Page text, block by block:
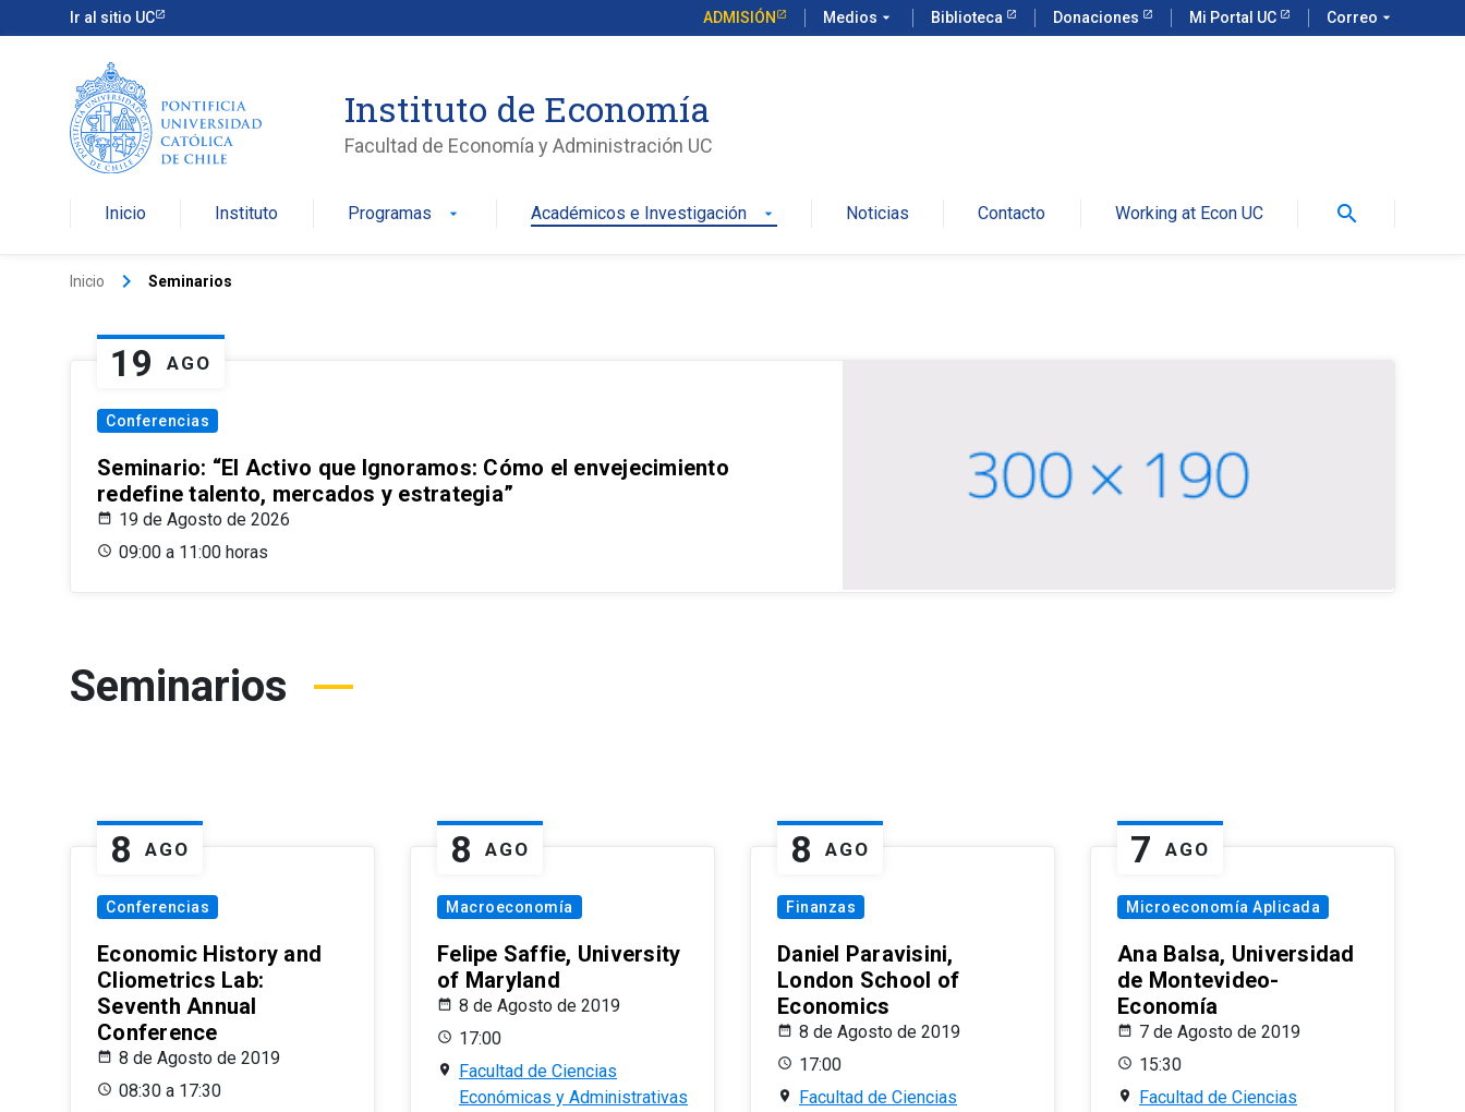
Ir al sitio UC ADMISIÓN Medios arrow_drop_down Biblioteca Donaciones Mi Portal UC Correo arrow_drop_down
Instituto de Economía
Facultad de Economía y Administración UC
Inicio Instituto Programas arrow_drop_down Académicos e Investigación arrow_drop_down Noticias Contacto Working at Econ UC search
Inicio keyboard_arrow_right Seminarios
19 AGO
Conferencias
Seminario: “El Activo que Ignoramos: Cómo el envejecimiento
redefine talento, mercados y estrategia”
19 de Agosto de 2026
09:00 a 11:00 horas
Seminarios
8 AGO
Conferencias
Economic History and
Cliometrics Lab:
Seventh Annual
Conference
8 de Agosto de 2019
08:30 a 17:30
8 AGO
Macroeconomía
Felipe Saffie, University
of Maryland
8 de Agosto de 2019
17:00
Facultad de Ciencias
Económicas y Administrativas
8 AGO
Finanzas
Daniel Paravisini,
London School of
Economics
8 de Agosto de 2019
17:00
Facultad de Ciencias
7 AGO
Microeconomía Aplicada
Ana Balsa, Universidad
de Montevideo-
Economía
7 de Agosto de 2019
15:30
Facultad de Ciencias